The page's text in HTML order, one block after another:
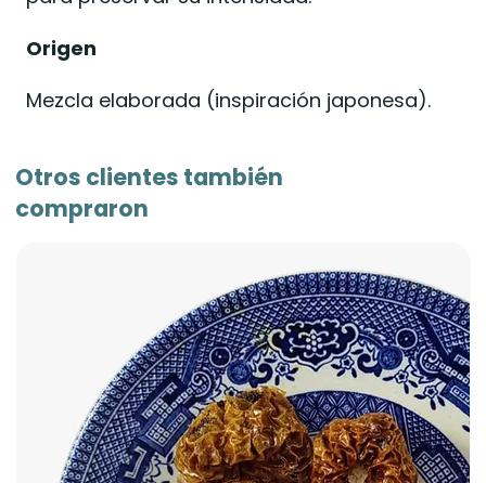
Origen
Mezcla elaborada (inspiración japonesa).
Otros clientes también
compraron